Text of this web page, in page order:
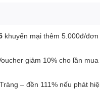
khuyến mại thêm 5.000đ/đơn
giảm 10% cho lần mua
– đền 111% nếu phát